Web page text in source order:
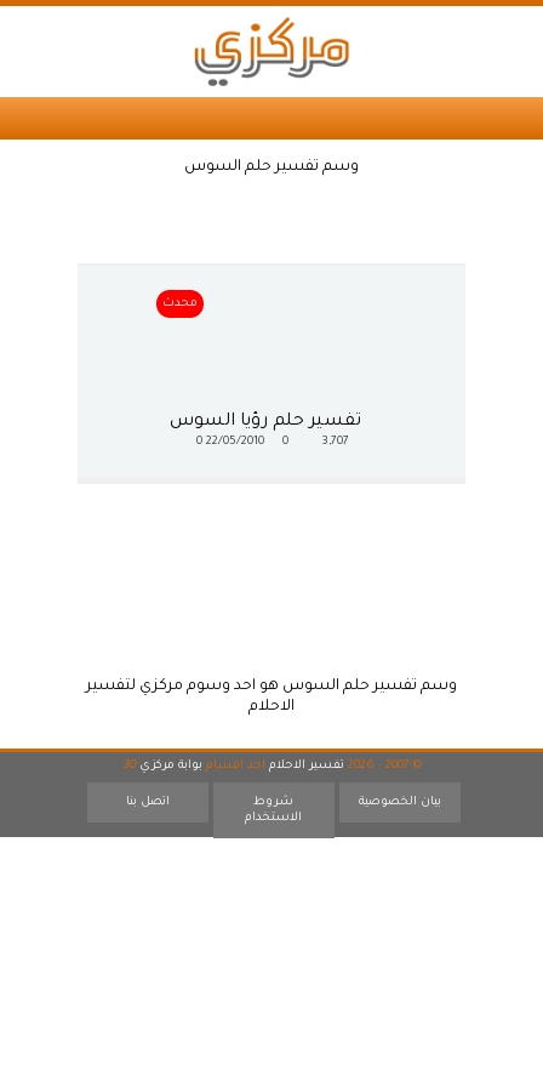
وسم تفسير حلم السوس
محدث
تفسير حلم رؤيا السوس
3,707
22/05/2010
0
وسم تفسير حلم السوس هو احد وسوم مركزي لتفسير
الاحلام
© 2007 - 2026 تفسير الاحلام احد اقسام بوابة مركزي 30
بيان الخصوصية
شروط
الاستخدام
اتصل بنا